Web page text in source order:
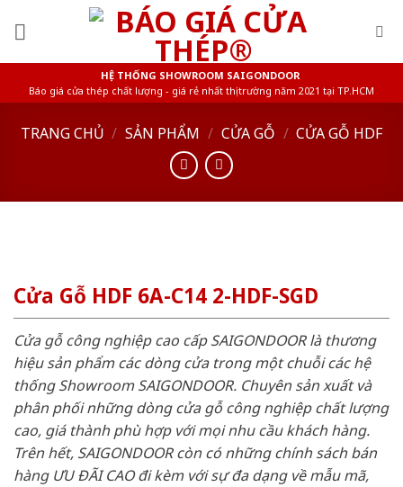
HỆ THỐNG SHOWROOM SAIGONDOOR
Báo giá cửa thép chất lượng - giá rẻ nhất thị trường năm 2021 tại TP.HCM
TRANG CHỦ / SẢN PHẨM / CỬA GỖ / CỬA GỖ HDF
Cửa Gỗ HDF 6A-C14 2-HDF-SGD
Cửa gỗ công nghiệp cao cấp SAIGONDOOR là thương
hiệu sản phẩm các dòng cửa trong một chuỗi các hệ
thống Showroom SAIGONDOOR. Chuyên sản xuất và
phân phối những dòng cửa gỗ công nghiệp chất lượng
cao, giá thành phù hợp với mọi nhu cầu khách hàng.
Trên hết, SAIGONDOOR còn có những chính sách bán
hàng ƯU ĐÃI CAO đi kèm với sự đa dạng về mẫu mã,